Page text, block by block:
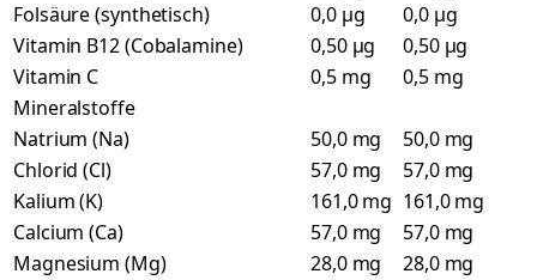
Folsäure (synthetisch)
0,0 µg
0,0 µg
Vitamin B12 (Cobalamine)
0,50 µg
0,50 µg
Vitamin C
0,5 mg
0,5 mg
Mineralstoffe
Natrium (Na)
50,0 mg
50,0 mg
Chlorid (Cl)
57,0 mg
57,0 mg
Kalium (K)
161,0 mg 161,0 mg
Calcium (Ca)
57,0 mg
57,0 mg
Magnesium (Mg)
28,0 mg
28,0 mg